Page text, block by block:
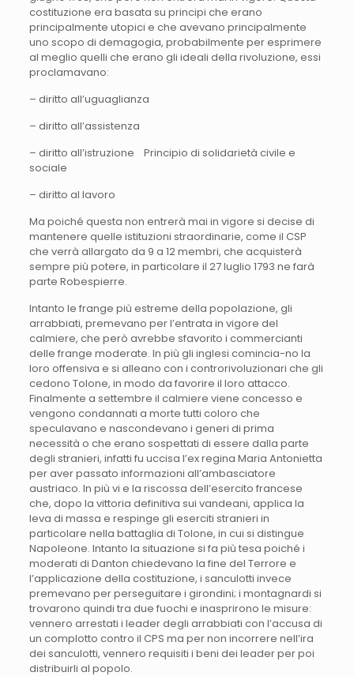
costituzione era basata su principi che erano
principalmente utopici e che avevano principalmente
uno scopo di demagogia, probabilmente per esprimere
al meglio quelli che erano gli ideali della rivoluzione, essi
proclamavano:
– diritto all’uguaglianza
– diritto all’assistenza
– diritto all’istruzione Principio di solidarietà civile e
sociale
– diritto al lavoro
Ma poiché questa non entrerà mai in vigore si decise di
mantenere quelle istituzioni straordinarie, come il CSP
che verrà allargato da 9 a 12 membri, che acquisterà
sempre più potere, in particolare il 27 luglio 1793 ne farà
parte Robespierre.
Intanto le frange più estreme della popolazione, gli
arrabbiati, premevano per l’entrata in vigore del
calmiere, che però avrebbe sfavorito i commercianti
delle frange moderate. In più gli inglesi comincia-no la
loro offensiva e si alleano con i controrivoluzionari che gli
cedono Tolone, in modo da favorire il loro attacco.
Finalmente a settembre il calmiere viene concesso e
vengono condannati a morte tutti coloro che
speculavano e nascondevano i generi di prima
necessità o che erano sospettati di essere dalla parte
degli stranieri, infatti fu uccisa l’ex regina Maria Antonietta
per aver passato informazioni all’ambasciatore
austriaco. In più vi e la riscossa dell’esercito francese
che, dopo la vittoria definitiva sui vandeani, applica la
leva di massa e respinge gli eserciti stranieri in
particolare nella battaglia di Tolone, in cui si distingue
Napoleone. Intanto la situazione si fa più tesa poiché i
moderati di Danton chiedevano la fine del Terrore e
l’applicazione della costituzione, i sanculotti invece
premevano per perseguitare i girondini; i montagnardi si
trovarono quindi tra due fuochi e inasprirono le misure:
vennero arrestati i leader degli arrabbiati con l’accusa di
un complotto contro il CPS ma per non incorrere nell’ira
dei sanculotti, vennero requisiti i beni dei leader per poi
distribuirli al popolo.